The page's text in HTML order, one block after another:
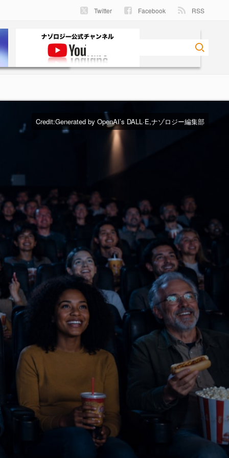
Twitter Facebook RSS
Credit:Generated by OpenAI’s DALL·E,ナゾロジー編集部